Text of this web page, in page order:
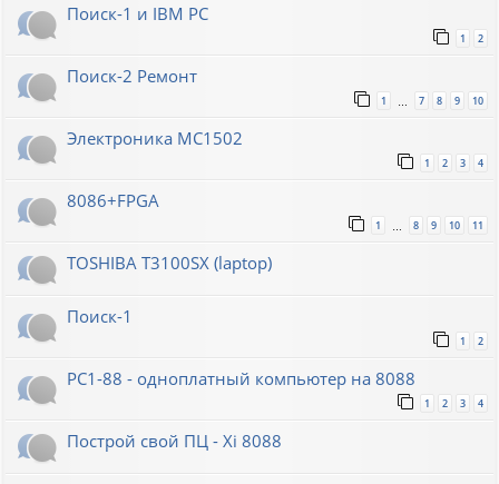
Поиск-1 и IBM PC
1 2
Поиск-2 Ремонт
1 7 8 9 10
Электроника МС1502
1 2 3 4
8086+FPGA
1 … 8 9 10 11
TOSHIBA T3100SX (laptop)
Поиск-1
1 2
PC1-88 - одноплатный компьютер на 8088
1 2 3 4
Построй свой ПЦ - Xi 8088